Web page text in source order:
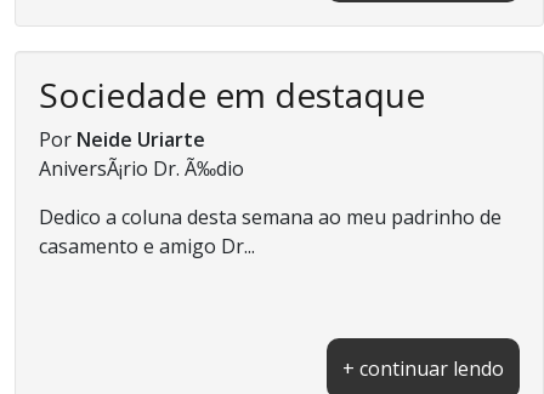
Sociedade em destaque
Por Neide Uriarte
AniversÃ¡rio Dr. Ã‰dio
Dedico a coluna desta semana ao meu padrinho de
casamento e amigo Dr...
+ continuar lendo